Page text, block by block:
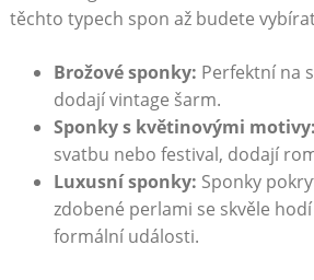
těchto⁢ typech ​spon až budete‍
Brožové sponky: Perfektní na
dodají vintage šarm.
Sponky s květinovými motivy:
svatbu nebo festival,⁤ dodají
Luxusní sponky: Sponky
zdobené perlami se skvěle
formální události.